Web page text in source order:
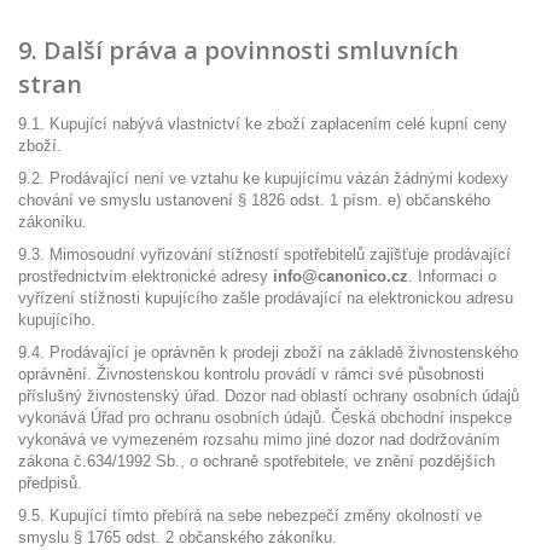
9. Další práva a povinnosti smluvních
stran
9.1. Kupující nabývá vlastnictví ke zboží zaplacením celé kupní ceny
zboží.
9.2. Prodávající není ve vztahu ke kupujícímu vázán žádnými kodexy
chování ve smyslu ustanovení § 1826 odst. 1 písm. e) občanského
zákoníku.
9.3. Mimosoudní vyřizování stížností spotřebitelů zajišťuje prodávající
prostřednictvím elektronické adresy info@canonico.cz. Informaci o
vyřízení stížnosti kupujícího zašle prodávající na elektronickou adresu
kupujícího.
9.4. Prodávající je oprávněn k prodeji zboží na základě živnostenského
oprávnění. Živnostenskou kontrolu provádí v rámci své působnosti
příslušný živnostenský úřad. Dozor nad oblastí ochrany osobních údajů
vykonává Úřad pro ochranu osobních údajů. Česká obchodní inspekce
vykonává ve vymezeném rozsahu mimo jiné dozor nad dodržováním
zákona č.634/1992 Sb., o ochraně spotřebitele, ve znění pozdějších
předpisů.
9.5. Kupující tímto přebírá na sebe nebezpečí změny okolností ve
smyslu § 1765 odst. 2 občanského zákoníku.